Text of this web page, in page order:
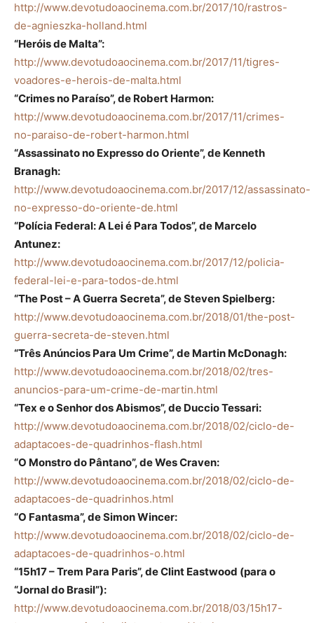
http://www.devotudoaocinema.com.br/2017/10/rastros-
de-agnieszka-holland.html
“Heróis de Malta”:
http://www.devotudoaocinema.com.br/2017/11/tigres-
voadores-e-herois-de-malta.html
“Crimes no Paraíso”, de Robert Harmon:
http://www.devotudoaocinema.com.br/2017/11/crimes-
no-paraiso-de-robert-harmon.html
“Assassinato no Expresso do Oriente”, de Kenneth
Branagh:
http://www.devotudoaocinema.com.br/2017/12/assassinato-
no-expresso-do-oriente-de.html
“Polícia Federal: A Lei é Para Todos”, de Marcelo
Antunez:
http://www.devotudoaocinema.com.br/2017/12/policia-
federal-lei-e-para-todos-de.html
“The Post – A Guerra Secreta”, de Steven Spielberg:
http://www.devotudoaocinema.com.br/2018/01/the-post-
guerra-secreta-de-steven.html
“Três Anúncios Para Um Crime”, de Martin McDonagh:
http://www.devotudoaocinema.com.br/2018/02/tres-
anuncios-para-um-crime-de-martin.html
“Tex e o Senhor dos Abismos”, de Duccio Tessari:
http://www.devotudoaocinema.com.br/2018/02/ciclo-de-
adaptacoes-de-quadrinhos-flash.html
“O Monstro do Pântano”, de Wes Craven:
http://www.devotudoaocinema.com.br/2018/02/ciclo-de-
adaptacoes-de-quadrinhos.html
“O Fantasma”, de Simon Wincer:
http://www.devotudoaocinema.com.br/2018/02/ciclo-de-
adaptacoes-de-quadrinhos-o.html
“15h17 – Trem Para Paris”, de Clint Eastwood (para o
“Jornal do Brasil”):
http://www.devotudoaocinema.com.br/2018/03/15h17-